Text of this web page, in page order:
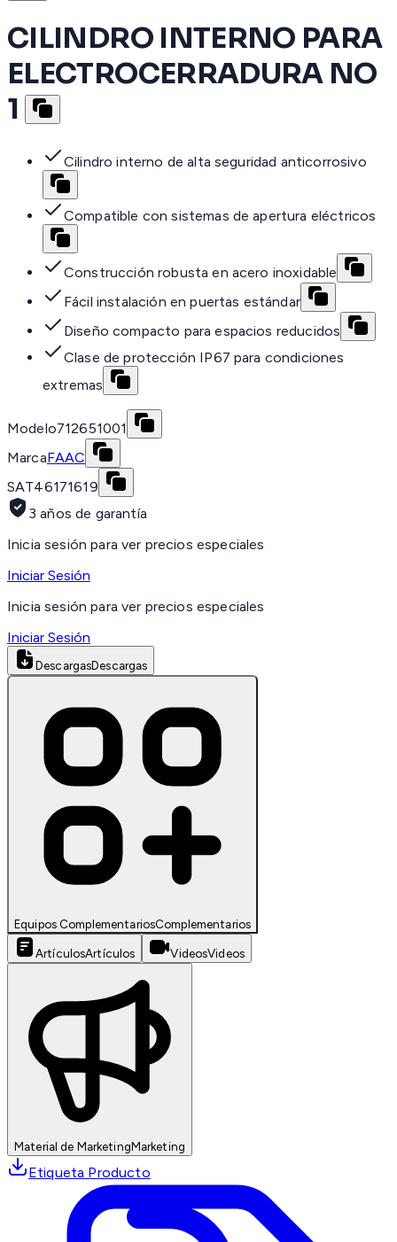
CILINDRO INTERNO PARA
ELECTROCERRADURA NO
1
Cilindro interno de alta seguridad anticorrosivo
Compatible con sistemas de apertura eléctricos
Construcción robusta en acero inoxidable
Fácil instalación en puertas estándar
Diseño compacto para espacios reducidos
Clase de protección IP67 para condiciones
extremas
Modelo712651001
MarcaFAAC
SAT46171619
3 años de garantía
Inicia sesión para ver precios especiales
Iniciar Sesión
Inicia sesión para ver precios especiales
Iniciar Sesión
DescargasDescargas
Equipos ComplementariosComplementarios
ArtículosArtículos VideosVideos
Material de MarketingMarketing
Etiqueta Producto